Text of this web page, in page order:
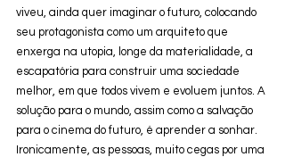
viveu, ainda quer imaginar o futuro, colocando
seu protagonista como um arquiteto que
enxerga na utopia, longe da materialidade, a
escapatória para construir uma sociedade
melhor, em que todos vivem e evoluem juntos. A
solução para o mundo, assim como a salvação
para o cinema do futuro, é aprender a sonhar.
Ironicamente, as pessoas, muito cegas por uma